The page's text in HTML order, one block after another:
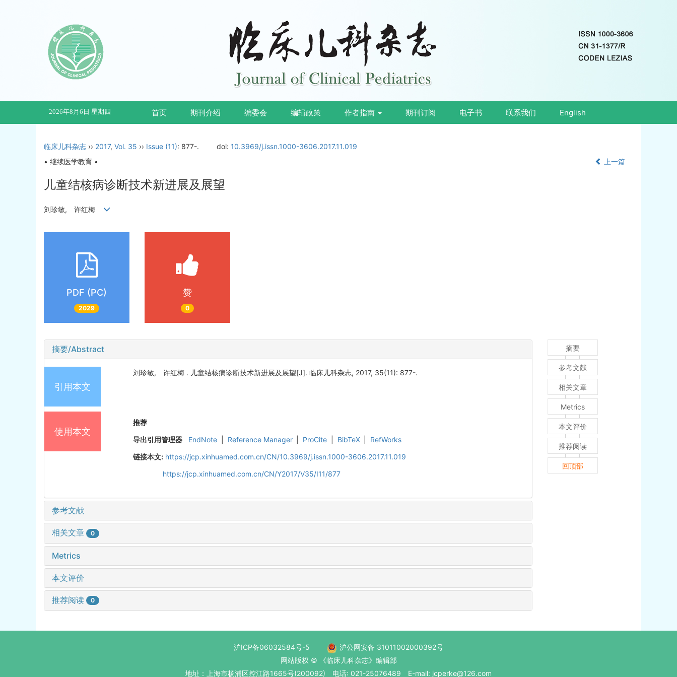
2026年8月6日 星期四 首页 期刊介绍 编委会 编辑政策 作者指南 期刊订阅 电子书 联系我们 English
临床儿科杂志 ›› 2017, Vol. 35 ›› Issue (11): 877-. doi: 10.3969/j.issn.1000-3606.2017.11.019
• 继续医学教育 •
上一篇
儿童结核病诊断技术新进展及展望
刘珍敏, 许红梅
PDF (PC)
2029
赞
0
摘要/Abstract
引用本文
刘珍敏, 许红梅 . 儿童结核病诊断技术新进展及展望[J]. 临床儿科杂志, 2017, 35(11): 877-.
使用本文
推荐
导出引用管理器
EndNote Reference Manager ProCite BibTeX
RefWorks
链接本文: https://jcp.xinhuamed.com.cn/CN/10.3969/j.issn.1000-3606.2017.11.019
https://jcp.xinhuamed.com.cn/CN/Y2017/V35/I11/877
参考文献
相关文章 0
Metrics
本文评价
推荐阅读 0
摘要
参考文献
相关文章
Metrics
本文评价
推荐阅读
回顶部
沪ICP备06032584号-5
沪公网安备 31011002000392号
网站版权 © 《临床儿科杂志》编辑部
地址：上海市杨浦区控江路1665号(200092) 电话: 021-25076489 E-mail: jcperke@126.com